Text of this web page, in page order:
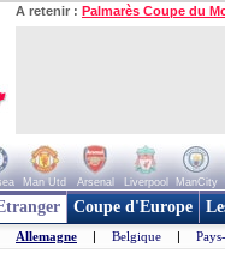
A retenir : Palmarès Coupe du
Man Utd Arsenal Liverpool ManCity
Coupe d'Europe
Allemagne | Belgique |